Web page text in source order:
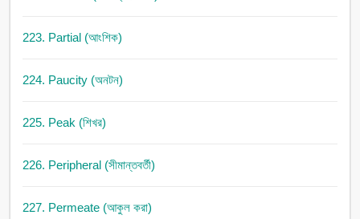
223. Partial (আংশিক)
224. Paucity (অনটন)
225. Peak (শিখর)
226. Peripheral (সীমান্তবর্তী)
227. Permeate (আকুল করা)